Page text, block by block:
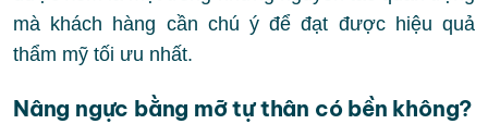
mà khách hàng cần chú ý để đạt được hiệu quả
thẩm mỹ tối ưu nhất.
Nâng ngực bằng mỡ tự thân có bền không?